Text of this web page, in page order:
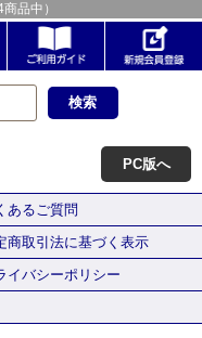
商品中）
PC版へ
あるご質問
商取引法に基づく表示
イバシーポリシー